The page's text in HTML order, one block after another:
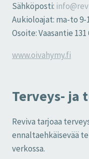
Sähköposti:
Aukioloajat: ma-to 9-
Osoite: Vaasantie
www.oivahymy.fi
Terveys- ja
Reviva tarjoaa
ennaltaehkäisevää
verkossa.